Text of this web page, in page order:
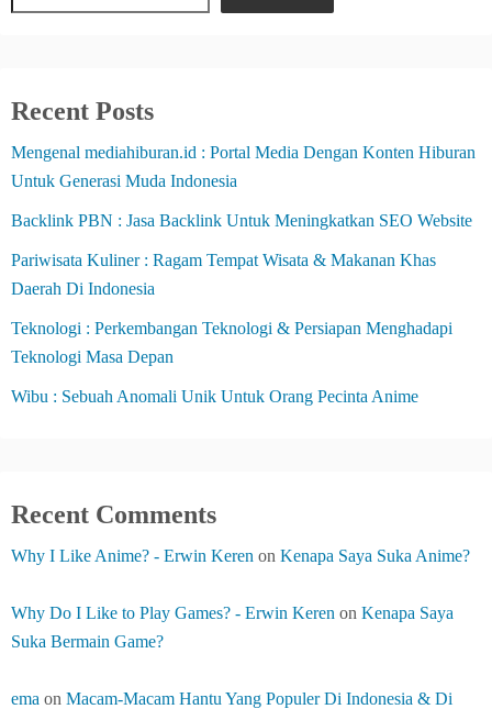
s
a
g
i
n
a
t
i
o
Recent Posts
Mengenal mediahiburan.id : Portal Media Dengan Konten Hiburan
Untuk Generasi Muda Indonesia
Backlink PBN : Jasa Backlink Untuk Meningkatkan SEO Website
Pariwisata Kuliner : Ragam Tempat Wisata & Makanan Khas
Daerah Di Indonesia
Teknologi : Perkembangan Teknologi & Persiapan Menghadapi
Teknologi Masa Depan
Wibu : Sebuah Anomali Unik Untuk Orang Pecinta Anime
Recent Comments
Why I Like Anime? - Erwin Keren on Kenapa Saya Suka Anime?
Why Do I Like to Play Games? - Erwin Keren on Kenapa Saya
Suka Bermain Game?
ema on Macam-Macam Hantu Yang Populer Di Indonesia & Di